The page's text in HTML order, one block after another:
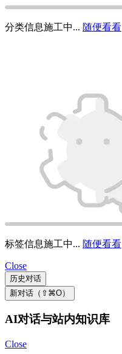
分类信息施工中... 随便看看
标签信息施工中... 随便看看
Close
历史对话
新对话（⇧⌘O）
AI对话与站内知识库
Close